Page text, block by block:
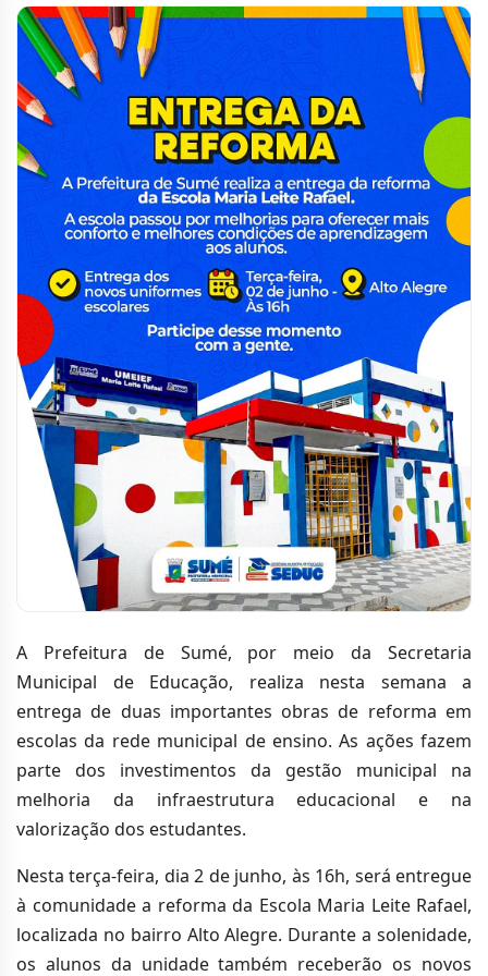
A Prefeitura de Sumé, por meio da Secretaria
Municipal de Educação, realiza nesta semana a
entrega de duas importantes obras de reforma em
escolas da rede municipal de ensino. As ações fazem
parte dos investimentos da gestão municipal na
melhoria da infraestrutura educacional e na
valorização dos estudantes.
Nesta terça-feira, dia 2 de junho, às 16h, será entregue
à comunidade a reforma da Escola Maria Leite Rafael,
localizada no bairro Alto Alegre. Durante a solenidade,
os alunos da unidade também receberão os novos